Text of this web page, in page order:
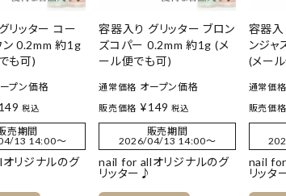
リッター コー
ン 0.2mm 約1g
も可)
プン価格
149 税込
売期間
13 14:00〜
リジナルのグ
容器入り グリッター ブロン
ズコパー 0.2mm 約1g (メ
ール便でも可)
通常価格 オープン価格
販売価格 ¥149 税込
販売期間
2026/04/13 14:00〜
nail for allオリジナルのグ
リッター♪
容器入
ンジャ
(メー
通常価格
販売価格
nail
リッタ